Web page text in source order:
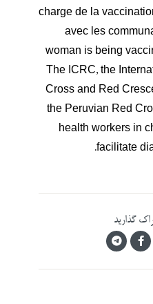
charge de la
avec les
woman is being
The ICRC, the
Cross and Red
the Peruvian Red
health workers in
facilitate
گذارید